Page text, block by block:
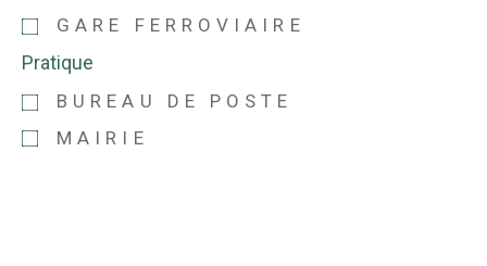
GARE FERROVIAIRE
Pratique
BUREAU DE POSTE
MAIRIE